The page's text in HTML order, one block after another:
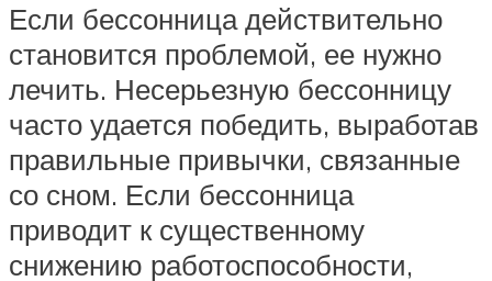
Если бессонница действительно
становится проблемой, ее нужно
лечить. Несерьезную бессонницу
часто удается победить, выработав
правильные привычки, связанные
со сном. Если бессонница
приводит к существенному
снижению работоспособности,